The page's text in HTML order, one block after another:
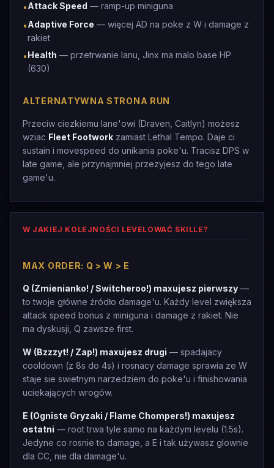
•Attack Speed — ramp-up miniguna
•Adaptive Force — więcej AD na poke z W i damage z
rakiet
•Health — przetrwanie lanu, Jinx ma malo base HP
(630)
ALTERNATYWNA STRONA RUN
Przeciw ciezkiemu lane'owi (Draven, Caitlyn) możesz
wziac Fleet Footwork zamiast Lethal Tempo. Daje ci
sustain i movespeed do unikania poke'u. Tracisz DPS w
late game, ale przynajmniej przezyjesz do tego late
game'u.
W JAKIEJ KOLEJNOŚCI LEVELOWAĆ SKILLE?
MAX ORDER: Q > W > E
Q (Zmienianko! / Switcheroo!) maxujesz pierwszy —
to twoje główne źródło damage'u. Każdy level zwiększa
attack speed bonus z miniguna i damage z rakiet. Nie
ma dyskusji, Q zawsze first.
W (Bzzzyt! / Zap!) maxujesz drugi — spadajacy
cooldown (z 8s do 4s) i rosnacy damage sprawia ze W
staje sie swietnym narzedziem do poke'u i finishowania
uciekających wrogów.
E (Ogniste Gryzaki / Flame Chompers!) maxujesz
ostatni — root trwa tyle samo na każdym levelu (1.5s).
Jedyne co rosnie to damage, a E i tak używasz glownie
dla CC, nie dla damage'u.